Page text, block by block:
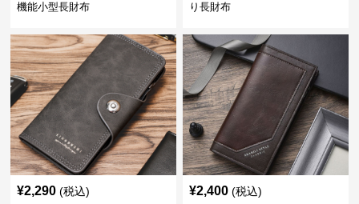
機能小型長財布
り長財布
¥2,290 (税込) ¥2,400 (税込)